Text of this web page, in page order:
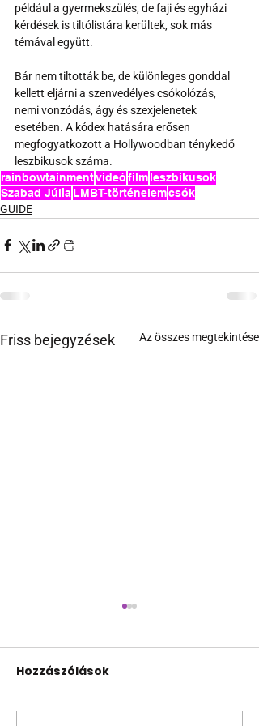
például a gyermekszülés, de faji és egyházi
kérdések is tiltólistára kerültek, sok más
témával együtt.
Bár nem tiltották be, de különleges gonddal
kellett eljárni a szenvedélyes csókolózás,
nemi vonzódás, ágy és szexjelenetek
esetében. A kódex hatására erősen
megfogyatkozott a Hollywoodban ténykedő
leszbikusok száma.
rainbowtainmentvideófilmleszbikusok
Szabad Júlia LMBT-történelemcsók
GUIDE
Friss bejegyzések Az összes megtekintése
Hozzászólások